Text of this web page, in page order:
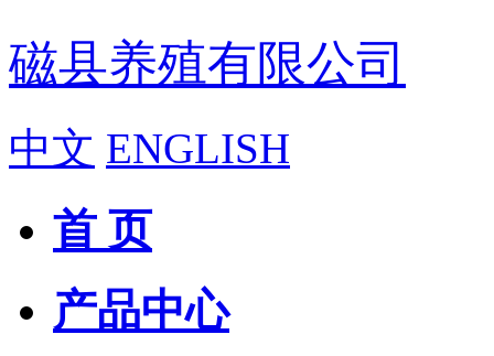
磁县养殖有限公司
中文 ENGLISH
首 页
产品中心